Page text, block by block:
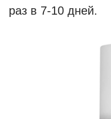
раз в 7-10 дней.